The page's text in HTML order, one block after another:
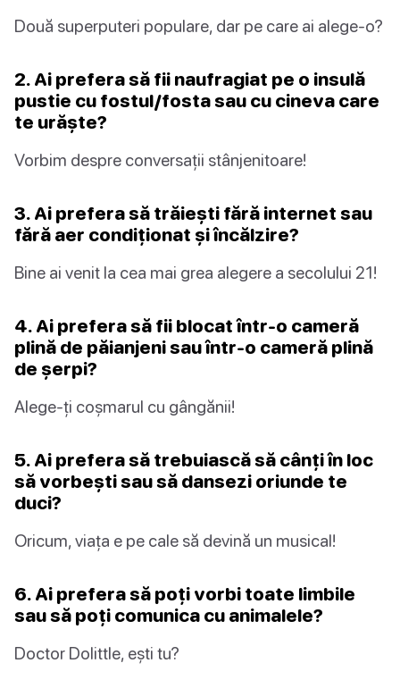
Două superputeri populare, dar pe care ai alege-o?
2. Ai prefera să fii naufragiat pe o insulă
pustie cu fostul/fosta sau cu cineva care
te urăște?
Vorbim despre conversații stânjenitoare!
3. Ai prefera să trăiești fără internet sau
fără aer condiționat și încălzire?
Bine ai venit la cea mai grea alegere a secolului 21!
4. Ai prefera să fii blocat într-o cameră
plină de păianjeni sau într-o cameră plină
de șerpi?
Alege-ți coșmarul cu gângănii!
5. Ai prefera să trebuiască să cânți în loc
să vorbești sau să dansezi oriunde te
duci?
Oricum, viața e pe cale să devină un musical!
6. Ai prefera să poți vorbi toate limbile
sau să poți comunica cu animalele?
Doctor Dolittle, ești tu?